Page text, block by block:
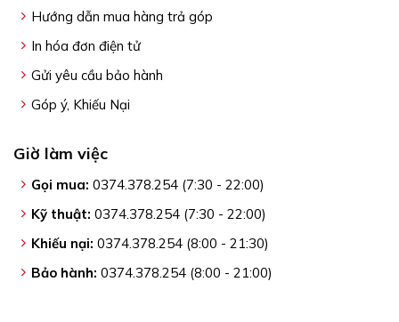
Hướng dẫn mua hàng trả góp
In hóa đơn điện tử
Gửi yêu cầu bảo hành
Góp ý, Khiếu Nại
Giờ làm việc
Gọi mua: 0374.378.254 (7:30 - 22:00)
Kỹ thuật: 0374.378.254 (7:30 - 22:00)
Khiếu nại: 0374.378.254 (8:00 - 21:30)
Bảo hành: 0374.378.254 (8:00 - 21:00)